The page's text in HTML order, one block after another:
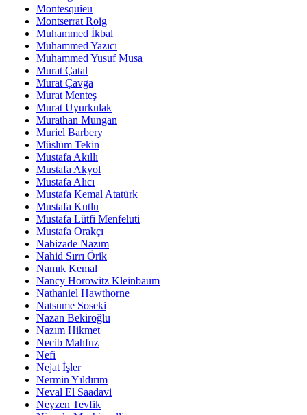
Montesquieu
Montserrat Roig
Muhammed İkbal
Muhammed Yazıcı
Muhammed Yusuf Musa
Murat Çatal
Murat Çavga
Murat Menteş
Murat Uyurkulak
Murathan Mungan
Muriel Barbery
Müslüm Tekin
Mustafa Akıllı
Mustafa Akyol
Mustafa Alıcı
Mustafa Kemal Atatürk
Mustafa Kutlu
Mustafa Lütfi Menfeluti
Mustafa Orakçı
Nabizade Nazım
Nahid Sırrı Örik
Namık Kemal
Nancy Horowitz Kleinbaum
Nathaniel Hawthorne
Natsume Soseki
Nazan Bekiroğlu
Nazım Hikmet
Necib Mahfuz
Nefi
Nejat İşler
Nermin Yıldırım
Neval El Saadavi
Neyzen Tevfik